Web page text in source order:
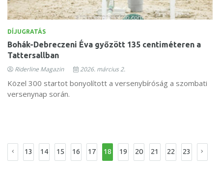
DÍJUGRATÁS
Bohák-Debreczeni Éva győzött 135 centiméteren a
Tattersallban
Riderline Magazin 2026. március 2.
Közel 300 startot bonyolított a versenybíróság a szombati
versenynap során.
13 14 15 16 17 18 19 20 21 22 23